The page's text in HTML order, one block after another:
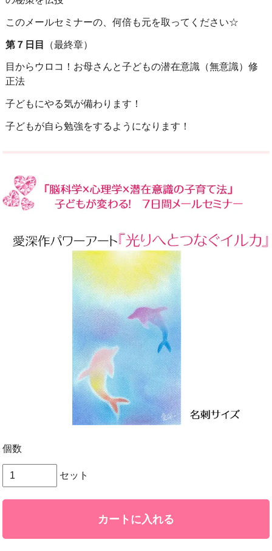
このメールセミナーの、何倍も元を取ってください☆
第７日目 （最終章）
目からウロコ！お母さんと子どもの潜在意識（無意識）修
正法
子どもにやる気が備わります！
子どもが自ら勉強をするようになります！
個数
セット
カートに入れる